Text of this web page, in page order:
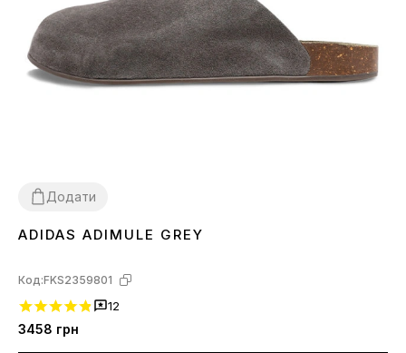
Додати
43
ADIDAS ADIMULE GREY
Код:FKS2359801
12
3458 грн